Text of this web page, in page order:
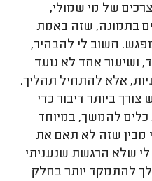
של מי שמולי,
בתמונה, שזה באמת
חשוב לי להבהיר,
ושיעור אחד לא נועד
אלא להתחיל תהליך.
ביותר דיבור כדי
להמשך, במיוחד
מבין שזה לא תאם את
לי שלא הרגשת שנעניתי
להתמקד יותר בחלק